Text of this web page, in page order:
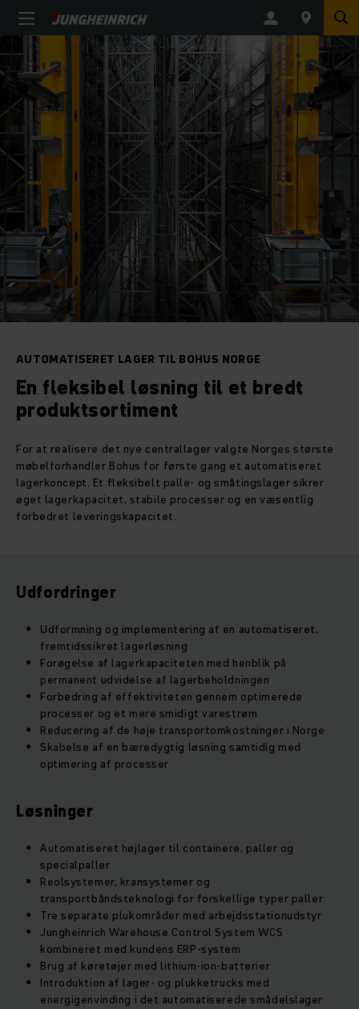
AUTOMATISERET LAGER TIL BOHUS NORGE
En fleksibel løsning til et bredt
produktsortiment
For at realisere det nye centrallager valgte Norges største
møbelforhandler Bohus for første gang et automatiseret
lagerkoncept. Et fleksibelt palle- og småtingslager sikrer
øget lagerkapacitet, stabile processer og en væsentlig
forbedret leveringskapacitet.
Udfordringer
Udformning og implementering af en automatiseret,
fremtidssikret lagerløsning
Forøgelse af lagerkapaciteten med henblik på
permanent udvidelse af lagerbeholdningen
Forbedring af effektiviteten gennem optimerede
processer og et mere smidigt varestrøm
Reducering af de høje transportomkostninger i Norge
Skabelse af en bæredygtig løsning samtidig med
optimering af processer
Løsninger
Automatiseret højlager til containere, paller og
specialpaller
Reolsystemer, kransystemer og
transportbåndsteknologi for forskellige typer paller
Tre separate plukområder med arbejdsstationudstyr
Jungheinrich Warehouse Control System WCS
kombineret med kundens ERP-system
Brug af køretøjer med lithium-ion-batterier
Introduktion af lager- og plukketrucks med
energigenvinding i det automatiserede smådelslager